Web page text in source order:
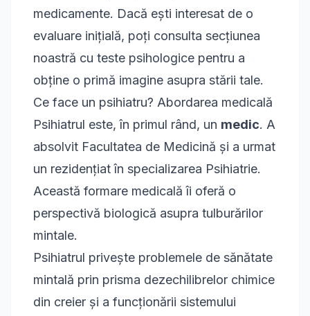
medicamente. Dacă ești interesat de o
evaluare inițială, poți consulta secțiunea
noastră cu teste psihologice pentru a
obține o primă imagine asupra stării tale.
Ce face un psihiatru? Abordarea medicală
Psihiatrul este, în primul rând, un medic. A
absolvit Facultatea de Medicină și a urmat
un rezidențiat în specializarea Psihiatrie.
Această formare medicală îi oferă o
perspectivă biologică asupra tulburărilor
mintale.
Psihiatrul privește problemele de sănătate
mintală prin prisma dezechilibrelor chimice
din creier și a funcționării sistemului